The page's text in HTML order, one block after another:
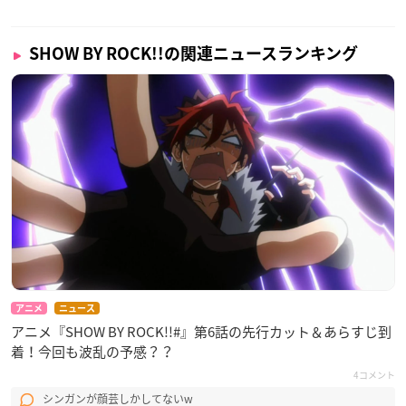
SHOW BY ROCK!!の関連ニュースランキング
アニメ ニュース
アニメ『SHOW BY ROCK!!#』第6話の先行カット＆あらすじ到
着！今回も波乱の予感？？
4コメント
シンガンが顔芸しかしてないw